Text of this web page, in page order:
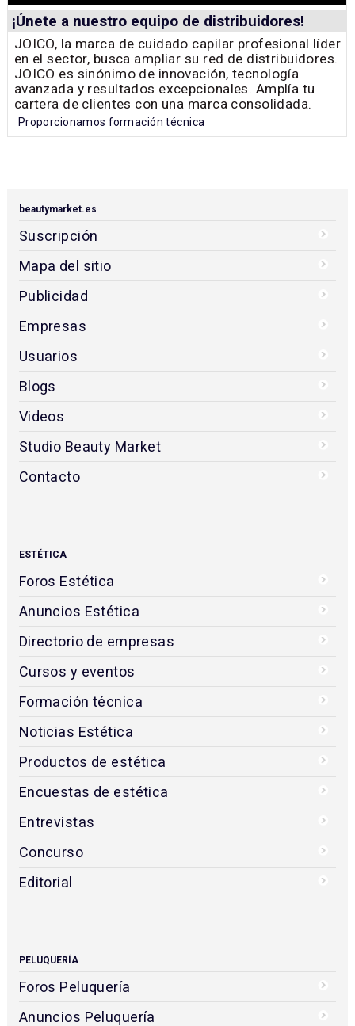
¡Únete a nuestro equipo de distribuidores!
JOICO, la marca de cuidado capilar profesional líder
en el sector, busca ampliar su red de distribuidores.
JOICO es sinónimo de innovación, tecnología
avanzada y resultados excepcionales. Amplía tu
cartera de clientes con una marca consolidada.
Proporcionamos formación técnica
beautymarket.es
Suscripción
Mapa del sitio
Publicidad
Empresas
Usuarios
Blogs
Videos
Studio Beauty Market
Contacto
ESTÉTICA
Foros Estética
Anuncios Estética
Directorio de empresas
Cursos y eventos
Formación técnica
Noticias Estética
Productos de estética
Encuestas de estética
Entrevistas
Concurso
Editorial
PELUQUERÍA
Foros Peluquería
Anuncios Peluquería